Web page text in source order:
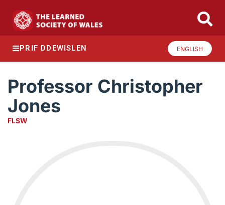
PRIF DDEWISLEN ENGLISH
Professor Christopher
Jones
FLSW